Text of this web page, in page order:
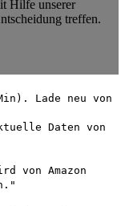
Hilfe unserer
treffen.
Lade neu von
Daten von
von Amazon